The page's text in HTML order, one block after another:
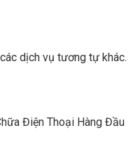
dịch vụ tương tự khác.
Điện Thoại Hàng Đầu